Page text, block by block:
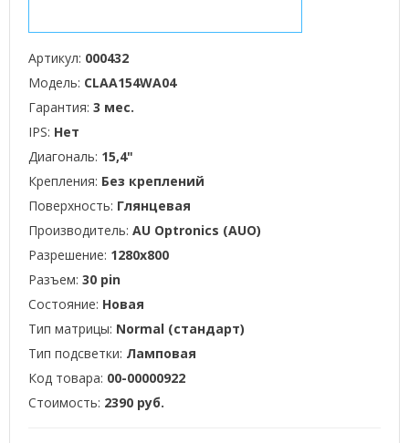
Артикул: 000432
Модель: CLAA154WA04
Гарантия: 3 мес.
IPS: Нет
Диагональ: 15,4"
Крепления: Без креплений
Поверхность: Глянцевая
Производитель: AU Optronics (AUO)
Разрешение: 1280x800
Разъем: 30 pin
Состояние: Новая
Тип матрицы: Normal (стандарт)
Тип подсветки: Ламповая
Код товара: 00-00000922
Стоимость: 2390 руб.